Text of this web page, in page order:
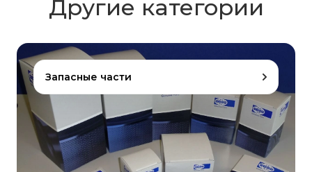
Другие категории
Запасные части